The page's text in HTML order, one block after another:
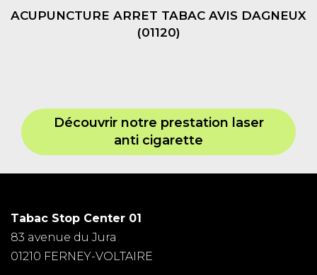
ACUPUNCTURE ARRET TABAC AVIS DAGNEUX
(01120)
Découvrir notre prestation laser
anti cigarette
Tabac Stop Center 01
83 avenue du Jura
01210 FERNEY-VOLTAIRE